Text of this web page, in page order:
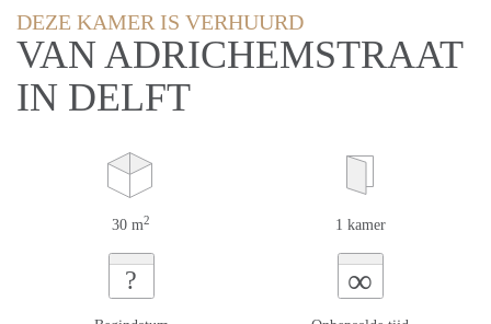
DEZE KAMER IS VERHUURD
VAN ADRICHEMSTRAAT
IN DELFT
30 m2 1 kamer
? ∞